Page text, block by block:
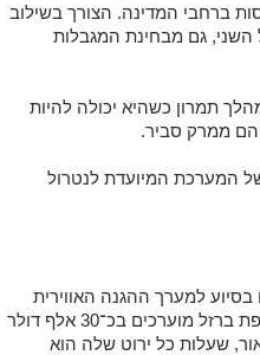
ברחבי המדינה. הצורך בשילוב
השני, גם מבחינת המגבלות
תמרון כשהיא יכולה להיות
ממרק סביר.
המערכת המיועדת לנטרול
למערך ההגנה האווירית
וחיסכון משמעותי בעלויות. יירוטים באמצעות כיפת ברזל מוערכים בכ־30 אלף דולר
שעלות כל ירוט שלה הוא